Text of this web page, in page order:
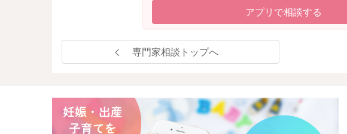
アプリで相談する
専門家相談トップへ